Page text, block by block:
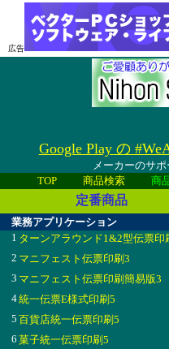
広告
Google Play の
メーカーのサ
TOP
商品検索 商
定番商品
業務アプリケーション
1 ターンアラウンド1&2型伝票印
2 マニフェスト伝票印刷3
3 マニフェスト伝票印刷簡易版3
4統一伝票E様式印刷5
5 百貨店統一伝票印刷5
6 菓子統一伝票印刷5